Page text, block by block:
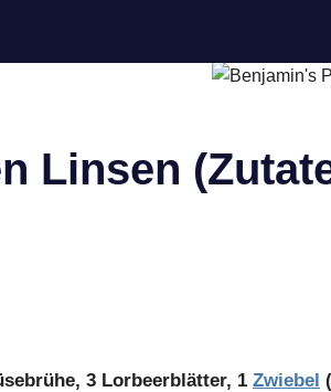
Linsen
3 Lorbeerblätter, 1 Zwiebel